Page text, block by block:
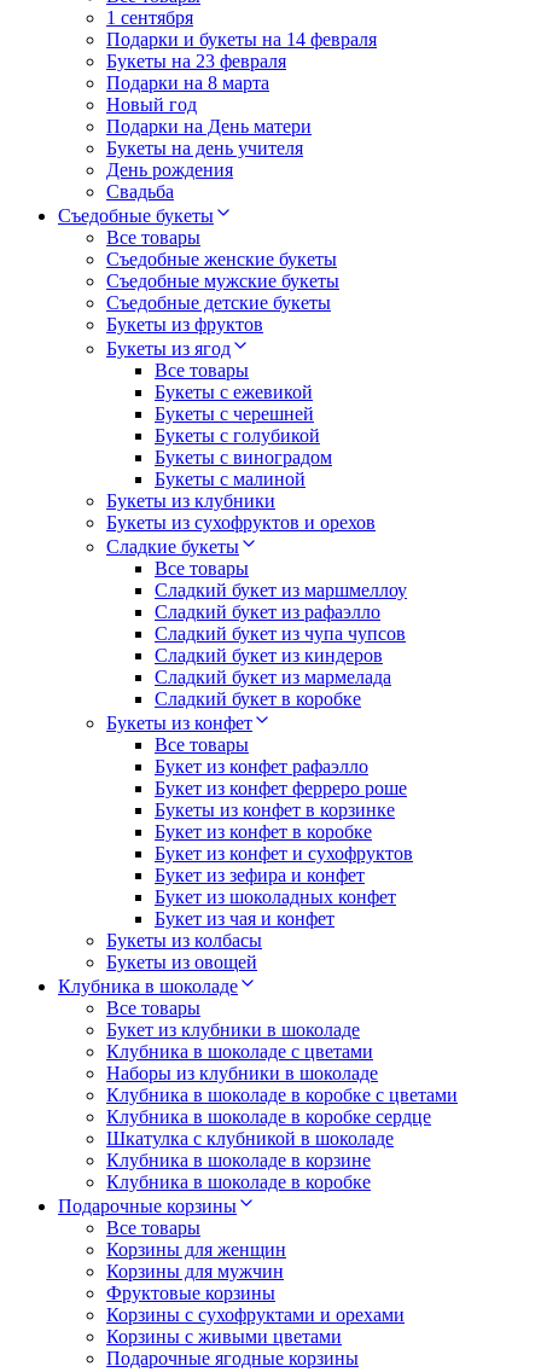
1 сентября
Подарки и букеты на 14 февраля
Букеты на 23 февраля
Подарки на 8 марта
Новый год
Подарки на День матери
Букеты на день учителя
День рождения
Свадьба
Съедобные букеты
Все товары
Съедобные женские букеты
Съедобные мужские букеты
Съедобные детские букеты
Букеты из фруктов
Букеты из ягод
Все товары
Букеты с ежевикой
Букеты с черешней
Букеты с голубикой
Букеты с виноградом
Букеты с малиной
Букеты из клубники
Букеты из сухофруктов и орехов
Сладкие букеты
Все товары
Сладкий букет из маршмеллоу
Сладкий букет из рафаэлло
Сладкий букет из чупа чупсов
Сладкий букет из киндеров
Сладкий букет из мармелада
Сладкий букет в коробке
Букеты из конфет
Все товары
Букет из конфет рафаэлло
Букет из конфет ферреро роше
Букеты из конфет в корзинке
Букет из конфет в коробке
Букет из конфет и сухофруктов
Букет из зефира и конфет
Букет из шоколадных конфет
Букет из чая и конфет
Букеты из колбасы
Букеты из овощей
Клубника в шоколаде
Все товары
Букет из клубники в шоколаде
Клубника в шоколаде с цветами
Наборы из клубники в шоколаде
Клубника в шоколаде в коробке с цветами
Клубника в шоколаде в коробке сердце
Шкатулка с клубникой в шоколаде
Клубника в шоколаде в корзине
Клубника в шоколаде в коробке
Подарочные корзины
Все товары
Корзины для женщин
Корзины для мужчин
Фруктовые корзины
Корзины с сухофруктами и орехами
Корзины с живыми цветами
Подарочные ягодные корзины